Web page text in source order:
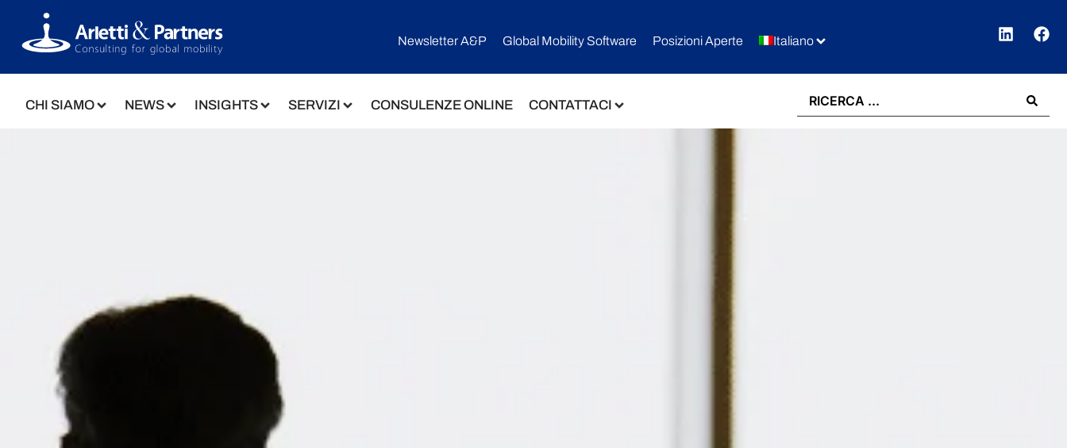
Newsletter A&P Global Mobility Software​ Posizioni Aperte Italiano
CHI SIAMO NEWS INSIGHTS SERVIZI CONSULENZE ONLINE CONTATTACI